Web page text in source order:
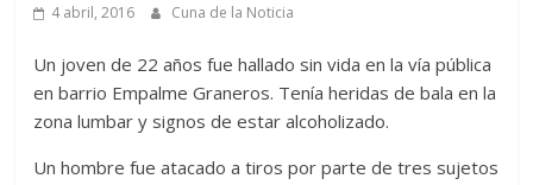
4 abril, 2016 Cuna de la Noticia
Un joven de 22 años fue hallado sin vida en la vía pública
en barrio Empalme Graneros. Tenía heridas de bala en la
zona lumbar y signos de estar alcoholizado.
Un hombre fue atacado a tiros por parte de tres sujetos